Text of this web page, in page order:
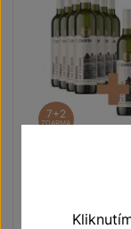
7+2
ZDARMA
výběr z hroznů